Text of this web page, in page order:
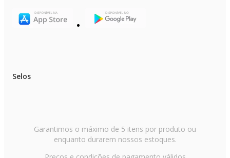
Selos
Garantimos o máximo de 5 itens por produto ou
enquanto durarem nossos estoques.